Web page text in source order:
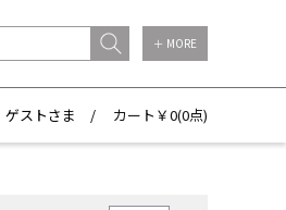
＋ MORE
ゲストさま / カート￥0(0点)